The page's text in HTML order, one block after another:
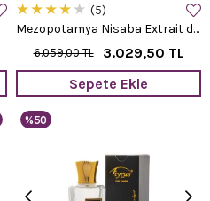
Mezopotamya Nisaba Extrait de Parfüm 50 ml.
★★★★ ★ 5
3.029,50 TL
6.059,00 TL
Sepete Ekle
%50